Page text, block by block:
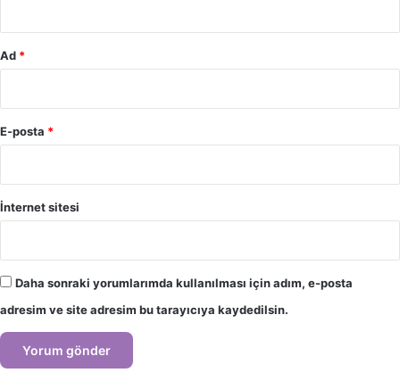
Ad *
E-posta *
İnternet sitesi
Daha sonraki yorumlarımda kullanılması için adım, e-posta
adresim ve site adresim bu tarayıcıya kaydedilsin.